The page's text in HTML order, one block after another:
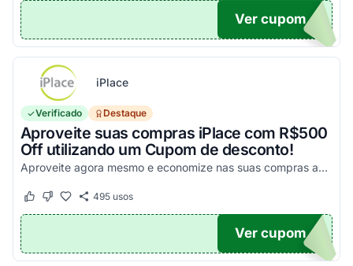
UPOM
Ver cupom
iPlace
Verificado Destaque
Aproveite suas compras iPlace com R$500
Off utilizando um Cupom de desconto!
Aproveite agora mesmo e economize nas suas compras acima de R$7.199,99!
Este cupom funcionou
Este cupom não funcionou
495usos
500
Ver cupom